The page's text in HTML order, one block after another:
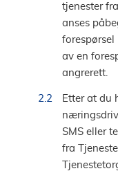
tjenester
anses
forespørsel
av en
angrerett.
Etter at du
SMS eller
fra